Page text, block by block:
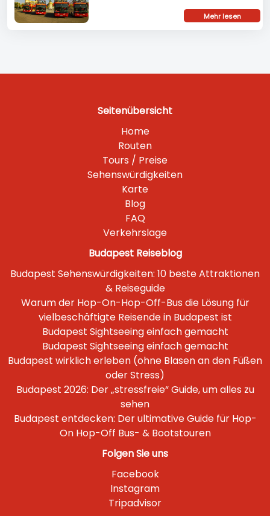
Mehr lesen
Seitenübersicht
Home
Routen
Tours / Preise
Sehenswürdigkeiten
Karte
Blog
FAQ
Verkehrslage
Budapest Reiseblog
Budapest Sehenswürdigkeiten: 10 beste Attraktionen
& Reiseguide
Warum der Hop-On-Hop-Off-Bus die Lösung für
vielbeschäftigte Reisende in Budapest ist
Budapest Sightseeing einfach gemacht
Budapest Sightseeing einfach gemacht
Budapest wirklich erleben (ohne Blasen an den Füßen
oder Stress)
Budapest 2026: Der „stressfreie“ Guide, um alles zu
sehen
Budapest entdecken: Der ultimative Guide für Hop-
On Hop-Off Bus- & Bootstouren
Folgen Sie uns
Facebook
Instagram
Tripadvisor